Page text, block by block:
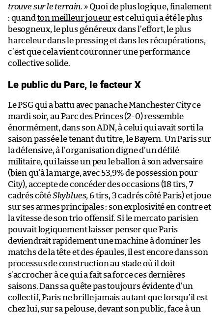
trouve sur le terrain. »Quoi de plus logique, finalement
: quand ton meilleur joueurest celui qui a été le plus
besogneux, le plus généreux dans l’effort, le plus
harceleur dans le pressing et dans les récupérations,
c’est que cela vient couronner une performance
collective solide.
Le public du Parc, le facteur X
Le PSG qui a battu avec panache Manchester City ce
mardi soir, au Parc des Princes (2-0) ressemble
énormément, dans son ADN, à celui qui avait sorti la
saison passée le tenant du titre, le Bayern. Un Paris sur
la défensive, à l’organisation digne d’un défilé
militaire, qui laisse un peu le ballon à son adversaire
(bien qu’à la marge, avec 53,9% de possession pour
City), accepte de concéder des occasions (18 tirs, 7
cadrés côtéSkyblues, 6 tirs, 3 cadrés côté Paris) et joue
sur ses armes principales : son explosivité en contre et
la vitesse de son trio offensif. Si le mercato parisien
pouvait logiquement laisser penser que Paris
deviendrait rapidement une machine à dominer les
matchs de la tête et des épaules, il est encore dans son
processus de construction au stade où il doit
s’accrocher à ce qui a fait sa force ces dernières
saisons. Dans sa quête pas toujours évidente d’un
collectif, Paris ne brille jamais autant que lorsqu’il est
chez lui, sur sa pelouse, devant son public, face à un